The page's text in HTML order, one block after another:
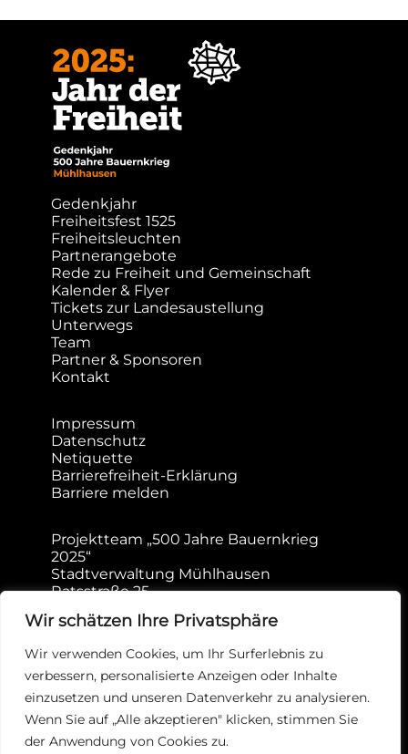
Wir schätzen Ihre Privatsphäre
Wir verwenden Cookies, um Ihr Surferlebnis zu
verbessern, personalisierte Anzeigen oder Inhalte
einzusetzen und unseren Datenverkehr zu analysieren.
Wenn Sie auf „Alle akzeptieren" klicken, stimmen Sie
der Anwendung von Cookies zu.
Gedenkjahr
Freiheitsfest 1525
Freiheitsleuchten
Partnerangebote
Rede zu Freiheit und Gemeinschaft
Kalender & Flyer
Tickets zur Landesaustellung
Unterwegs
Team
Partner & Sponsoren
Kontakt
Impressum
Datenschutz
Netiquette
Barrierefreiheit-Erklärung
Barriere melden
Projektteam „500 Jahre Bauernkrieg
2025“
Stadtverwaltung Mühlhausen
Ratsstraße 25
99974 Mühlhausen/Thüringen
E-Mail: bauernkrieg@muehlhausen.de
Tickets kaufen